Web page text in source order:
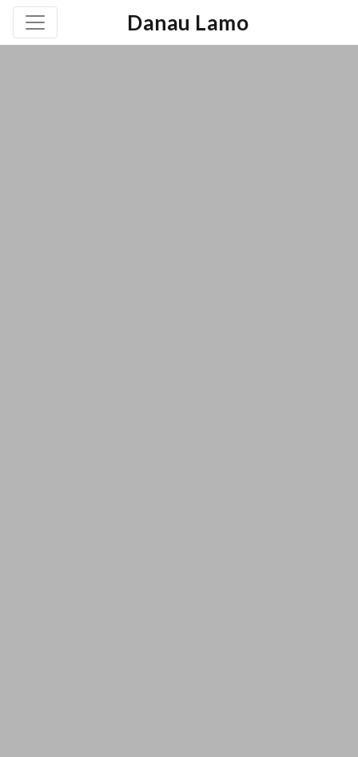
Danau Lamo